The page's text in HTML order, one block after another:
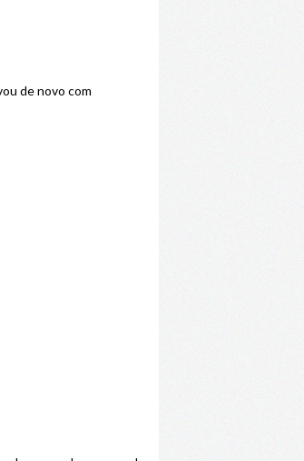
de novo com